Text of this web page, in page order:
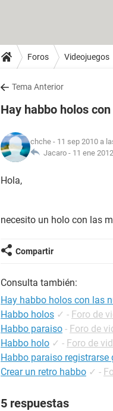
Foros Videojuegos
Tema Anterior
Hay habbo holos
chche - 11 sep 2010 a
Jacaro - 11 ene
Hola,
necesito un holo con las
Compartir
Consulta también:
Hay habbo holos con las
Habbo holos ✓ - Foro de
Habbo paraiso - Foro de
Habbo holo ✓ - Foro de
Habbo paraiso registrarse
Crear un retro habbo ✓ -
5 respuestas